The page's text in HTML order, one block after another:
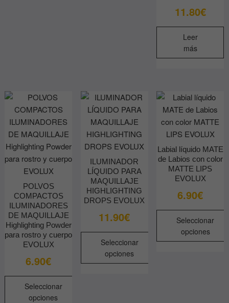
página
de
producto
de
producto
11.80€
Leer
más
POLVOS
COMPACTOS
ILUMINADORES
DE MAQUILLAJE
Highlighting Powder
para rostro y cuerpo
EVOLUX
6.90€
Seleccionar
opciones
ILUMINADOR
LÍQUIDO PARA
MAQUILLAJE
HIGHLIGHTING
DROPS EVOLUX
11.90€
Seleccionar
opciones
Labial líquido MATE
de Labios con color
MATTE LIPS
EVOLUX
6.90€
Seleccionar
opciones